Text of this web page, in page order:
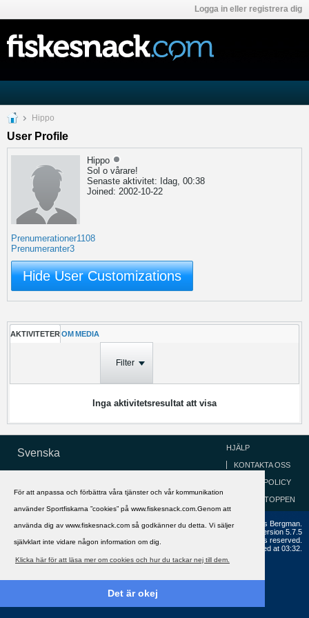
För att anpassa och förbättra våra tjänster och vår kommunikation
använder Sportfiskarna ”cookies” på www.fiskesnack.com.Genom att
använda dig av www.fiskesnack.com så godkänner du detta. Vi säljer
självklart inte vidare någon information om dig.
Klicka här för att läsa mer om cookies och hur du tackar nej till dem.
Det är okej
Logga in eller registrera dig
Hippo
User Profile
Hippo
Sol o vårare!
Senaste aktivitet: Idag, 00:38
Joined: 2002-10-22
Prenumerationer1108
Prenumeranter3
Hide User Customizations
AKTIVITETER OM MEDIA
Filter
Inga aktivitetsresultat att visa
Svenska HJÄLP
KONTAKTA OSS
COOKIEPOLICY
GÅ TILL TOPPEN
Copyright ©2002 - 2021, FiskeSnack.com. Grundad 2002 av Anders Bergman.
vBulletin®
Version 5.7.5
Copyright © 2026 MH Sub I, LLC dba vBulletin. All rights reserved.
All times are GMT+1. This page was generated at 03:32.